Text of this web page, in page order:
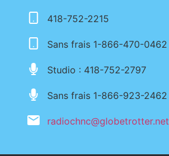
418-752-2215
Sans frais 1-866-470-0462
Studio : 418-752-2797
Sans frais 1-866-923-2462
radiochnc@globetrotter.net